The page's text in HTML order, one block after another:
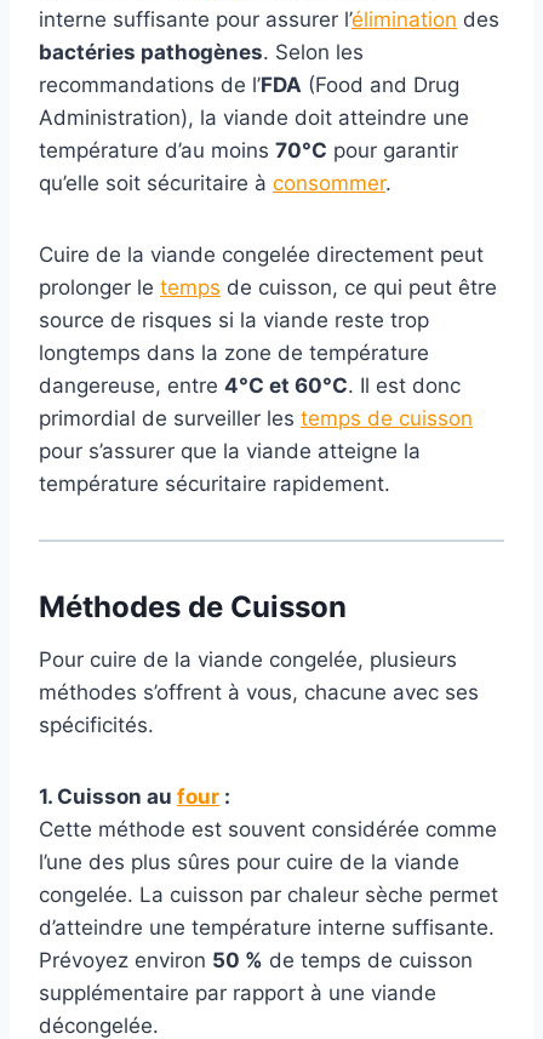
interne suffisante pour assurer l’élimination des
bactéries pathogènes. Selon les
recommandations de l’FDA (Food and Drug
Administration), la viande doit atteindre une
température d’au moins 70°C pour garantir
qu’elle soit sécuritaire à consommer.
Cuire de la viande congelée directement peut
prolonger le temps de cuisson, ce qui peut être
source de risques si la viande reste trop
longtemps dans la zone de température
dangereuse, entre 4°C et 60°C. Il est donc
primordial de surveiller les temps de cuisson
pour s’assurer que la viande atteigne la
température sécuritaire rapidement.
Méthodes de Cuisson
Pour cuire de la viande congelée, plusieurs
méthodes s’offrent à vous, chacune avec ses
spécificités.
1. Cuisson au four :
Cette méthode est souvent considérée comme
l’une des plus sûres pour cuire de la viande
congelée. La cuisson par chaleur sèche permet
d’atteindre une température interne suffisante.
Prévoyez environ 50 % de temps de cuisson
supplémentaire par rapport à une viande
décongelée.